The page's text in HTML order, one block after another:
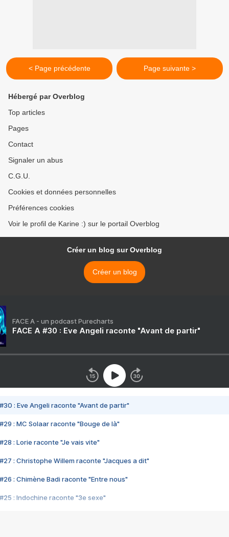
< Page précédente Page suivante >
Hébergé par Overblog
Top articles
Pages
Contact
Signaler un abus
C.G.U.
Cookies et données personnelles
Préférences cookies
Voir le profil de Karine :) sur le portail Overblog
Créer un blog sur Overblog
Créer un blog
FACE A - un podcast Purecharts
FACE A #30 : Eve Angeli raconte "Avant de partir"
#30 : Eve Angeli raconte "Avant de partir"
#29 : MC Solaar raconte "Bouge de là"
#28 : Lorie raconte "Je vais vite"
#27 : Christophe Willem raconte "Jacques a dit"
#26 : Chimène Badi raconte "Entre nous"
#25 : Indochine raconte "3e sexe"